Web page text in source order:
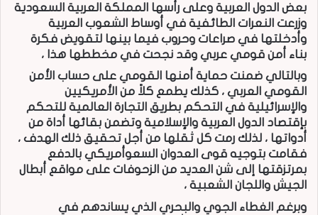
بعض الدول العربية وعلى رأسها المملكة العربية السعودية
وزرعت النعرات الطائفية في أوساط الشعوب العربية
وأدخلتها في صراعات وحروب فيما بينها لتقويض فكرة
بناء أمن قومي عربي وقد نجحت في مخططها هذا ،
وبالتالي ضمنت حماية أمنها القومي على حساب الأمن
القومي العربي ، كذلك يطمع كلاً من الأمريكيين
والإسرائيلية في التحكم بطريق التجارة العالمية للتحكم
بإقتصاد الدول العربية والإسلامية وتضمن بقائها أداة من
أدواتها ، لذلك رمت كل ثقلها من أجل تحقيق ذلك الهدف ،
فقامت بتوجيه قوى العدوان السعوأمريكي بالدفع
بمرتزقتها إلى شن العديد من الزحوفات على مواقع أبطال
الجيش واللجان الشعبية ،
وبرغم الغطاء الجوي والبحري الذي يساندهم في